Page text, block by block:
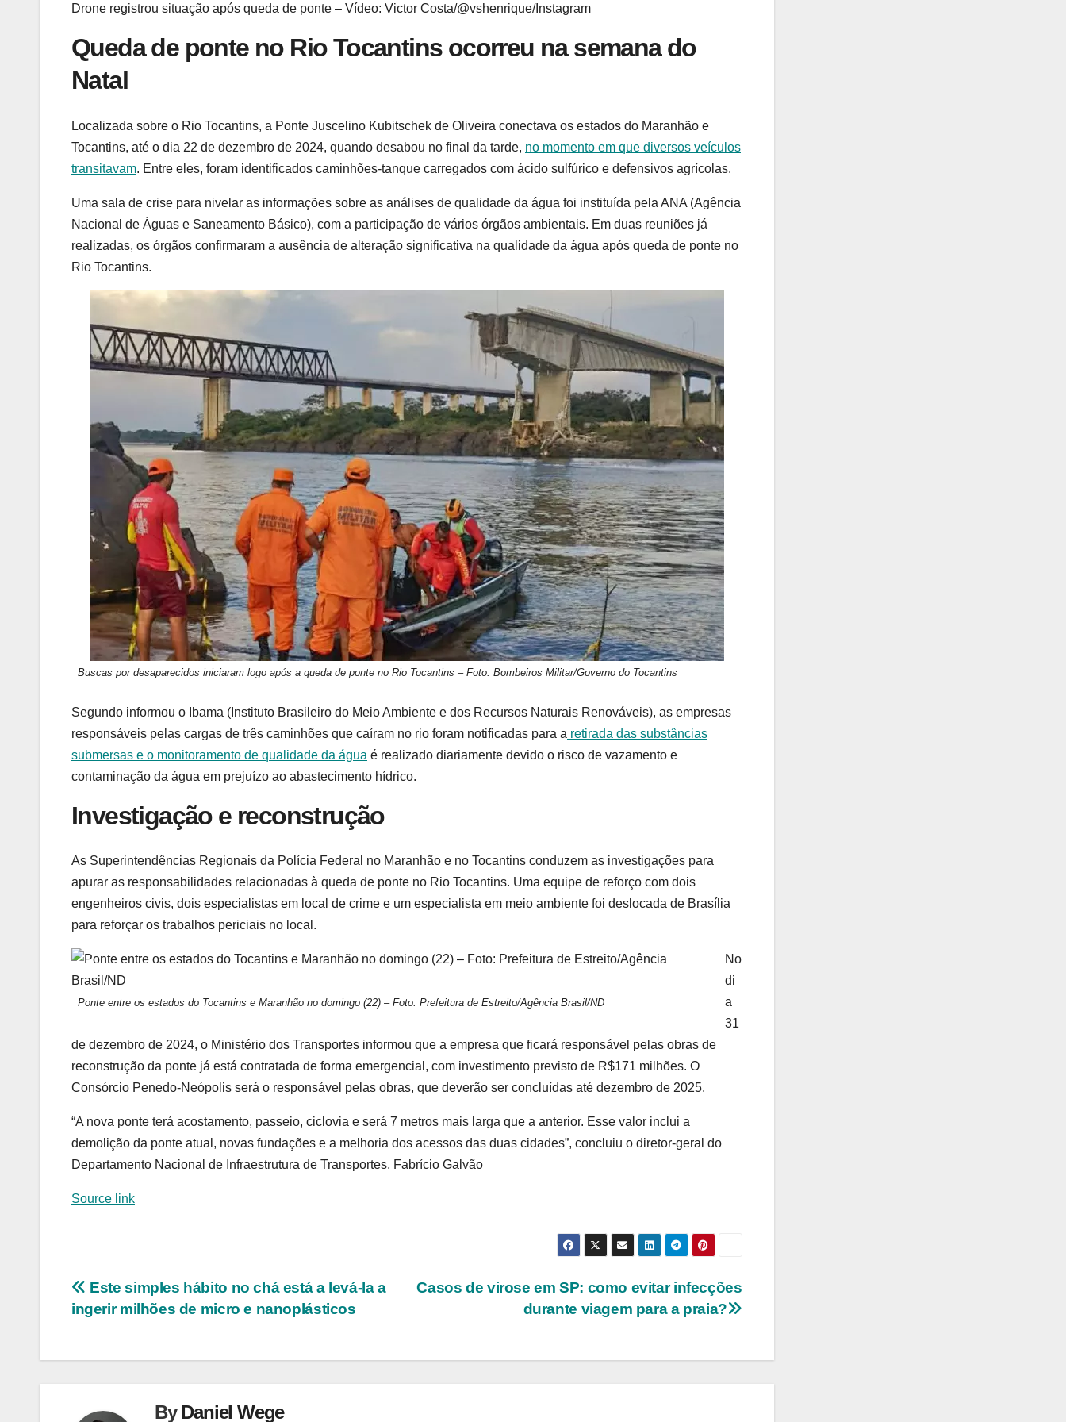
Drone registrou situação após queda de ponte – Vídeo: Victor Costa/@vshenrique/Instagram
Queda de ponte no Rio Tocantins ocorreu na semana do
Natal
Localizada sobre o Rio Tocantins, a Ponte Juscelino Kubitschek de Oliveira conectava os estados do Maranhão e
Tocantins, até o dia 22 de dezembro de 2024, quando desabou no final da tarde, no momento em que diversos veículos
transitavam. Entre eles, foram identificados caminhões-tanque carregados com ácido sulfúrico e defensivos agrícolas.
Uma sala de crise para nivelar as informações sobre as análises de qualidade da água foi instituída pela ANA (Agência
Nacional de Águas e Saneamento Básico), com a participação de vários órgãos ambientais. Em duas reuniões já
realizadas, os órgãos confirmaram a ausência de alteração significativa na qualidade da água após queda de ponte no
Rio Tocantins.
Buscas por desaparecidos iniciaram logo após a queda de ponte no Rio Tocantins – Foto: Bombeiros Militar/Governo do Tocantins
Segundo informou o Ibama (Instituto Brasileiro do Meio Ambiente e dos Recursos Naturais Renováveis), as empresas
responsáveis pelas cargas de três caminhões que caíram no rio foram notificadas para a retirada das substâncias
submersas e o monitoramento de qualidade da água é realizado diariamente devido o risco de vazamento e
contaminação da água em prejuízo ao abastecimento hídrico.
Investigação e reconstrução
As Superintendências Regionais da Polícia Federal no Maranhão e no Tocantins conduzem as investigações para
apurar as responsabilidades relacionadas à queda de ponte no Rio Tocantins. Uma equipe de reforço com dois
engenheiros civis, dois especialistas em local de crime e um especialista em meio ambiente foi deslocada de Brasília
para reforçar os trabalhos periciais no local.
Ponte entre os estados do Tocantins e Maranhão no domingo (22) – Foto: Prefeitura de Estreito/Agência Brasil/ND
No
di
a
31
de dezembro de 2024, o Ministério dos Transportes informou que a empresa que ficará responsável pelas obras de
reconstrução da ponte já está contratada de forma emergencial, com investimento previsto de R$171 milhões. O
Consórcio Penedo-Neópolis será o responsável pelas obras, que deverão ser concluídas até dezembro de 2025.
“A nova ponte terá acostamento, passeio, ciclovia e será 7 metros mais larga que a anterior. Esse valor inclui a
demolição da ponte atual, novas fundações e a melhoria dos acessos das duas cidades”, concluiu o diretor-geral do
Departamento Nacional de Infraestrutura de Transportes, Fabrício Galvão
Source link
Navegação
de
Post
Casos de virose em SP: como evitar infecções
durante viagem para a praia?
Este simples hábito no chá está a levá-la a
ingerir milhões de micro e nanoplásticos
ByDaniel Wege